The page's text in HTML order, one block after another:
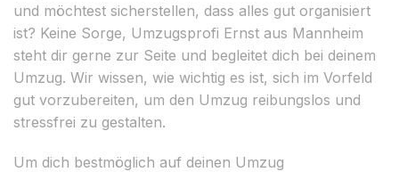
und möchtest sicherstellen, dass alles gut organisiert
ist? Keine Sorge, Umzugsprofi Ernst aus Mannheim
steht dir gerne zur Seite und begleitet dich bei deinem
Umzug. Wir wissen, wie wichtig es ist, sich im Vorfeld
gut vorzubereiten, um den Umzug reibungslos und
stressfrei zu gestalten.
Um dich bestmöglich auf deinen Umzug